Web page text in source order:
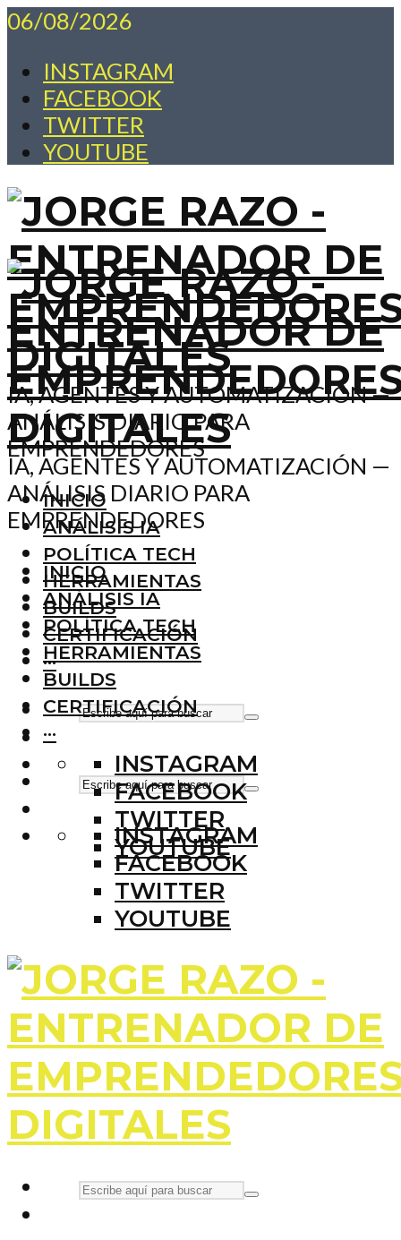
06/08/2026
INSTAGRAM
FACEBOOK
TWITTER
YOUTUBE
IA, AGENTES Y AUTOMATIZACIÓN —
ANÁLISIS DIARIO PARA
EMPRENDEDORES
INICIO
ANÁLISIS IA
POLÍTICA TECH
HERRAMIENTAS
BUILDS
CERTIFICACIÓN
···
INSTAGRAM
FACEBOOK
TWITTER
YOUTUBE
IA, AGENTES Y AUTOMATIZACIÓN —
ANÁLISIS DIARIO PARA
EMPRENDEDORES
INICIO
ANÁLISIS IA
POLÍTICA TECH
HERRAMIENTAS
BUILDS
CERTIFICACIÓN
···
INSTAGRAM
FACEBOOK
TWITTER
YOUTUBE